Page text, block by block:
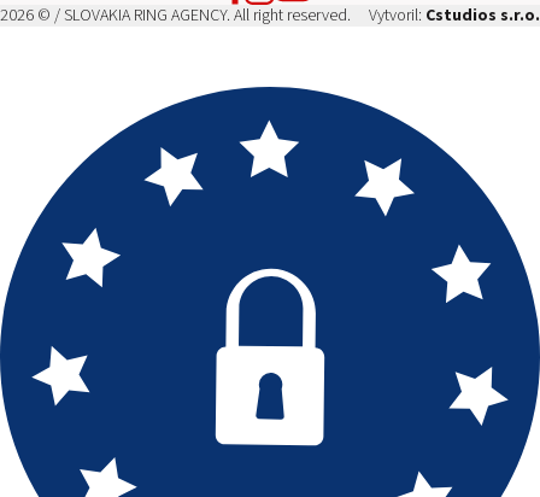
2026 © / SLOVAKIA RING AGENCY. All right reserved. Vytvoril: Cstudios s.r.o.